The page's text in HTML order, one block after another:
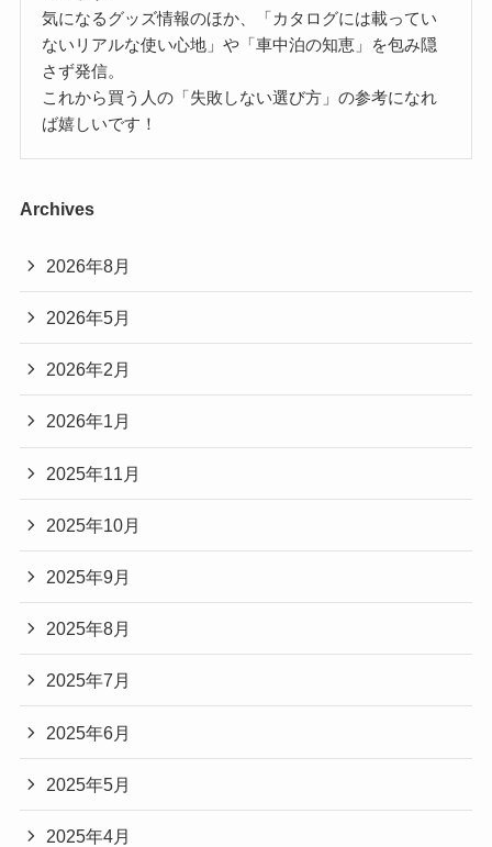
気になるグッズ情報のほか、「カタログには載ってい
ないリアルな使い心地」や「車中泊の知恵」を包み隠
さず発信。
これから買う人の「失敗しない選び方」の参考になれ
ば嬉しいです！
Archives
2026年8月
2026年5月
2026年2月
2026年1月
2025年11月
2025年10月
2025年9月
2025年8月
2025年7月
2025年6月
2025年5月
2025年4月